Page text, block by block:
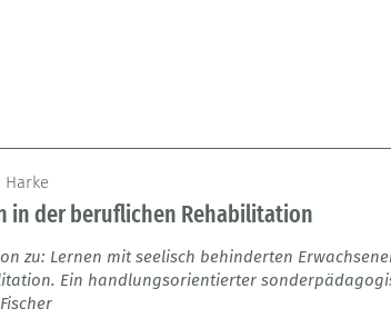
Harke
in der beruflichen Rehabilitation
zu: Lernen mit seelisch behinderten
Ein handlungsorientierter